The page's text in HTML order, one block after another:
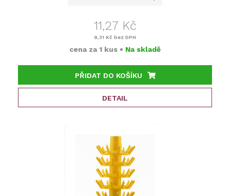
11,27 Kč
9,31 Kč bez DPH
cena za 1 kus • Na skladě
PŘIDAT DO KOŠÍKU
DETAIL